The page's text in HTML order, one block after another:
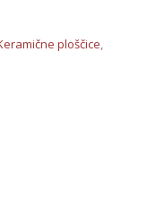
ploščice